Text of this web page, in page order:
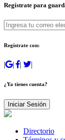
Regístrate para
Regístrate con:
| | | |
¿Ya tienes cuenta?
Iniciar Sesión
Directorio